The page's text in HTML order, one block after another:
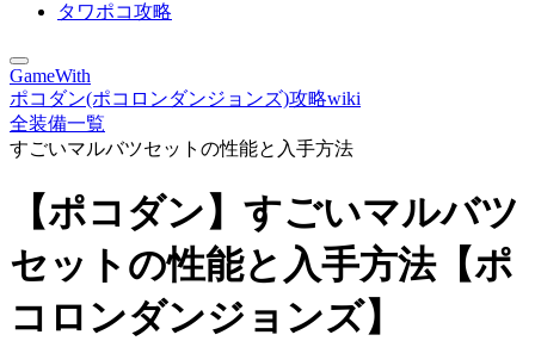
タワポコ攻略
GameWith
ポコダン(ポコロンダンジョンズ)攻略wiki
全装備一覧
すごいマルバツセットの性能と入手方法
【ポコダン】すごいマルバツ
セットの性能と入手方法【ポ
コロンダンジョンズ】